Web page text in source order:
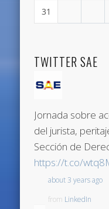
31
TWITTER SAE
Jornada sobre
del jurista,
Sección de
https://t.co/
about 3 years ago
from LinkedIn